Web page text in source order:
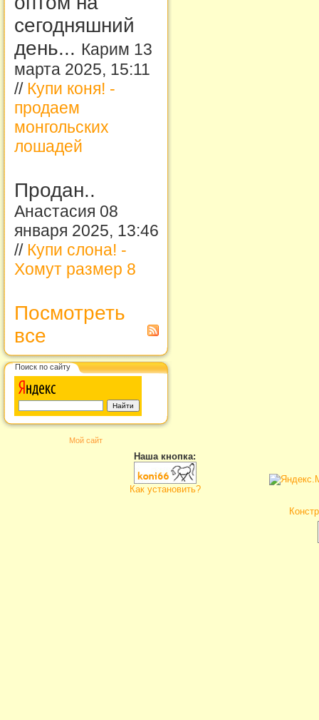
сегодняшний
день... Карим 13
марта 2025, 15:11
// Купи коня! -
продаем
монгольских
лошадей
Продан..
Анастасия 08
января 2025, 13:46
// Купи слона! -
Хомут размер 8
Посмотреть
все
Поиск по сайту
Мой сайт
Наша кнопка:
Как установить?